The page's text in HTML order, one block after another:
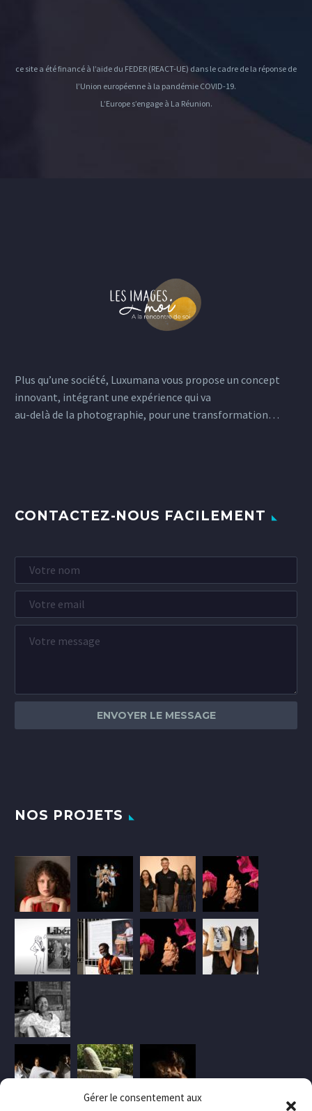
Gérer le consentement aux
ce site a été financé à l’aide du FEDER (REACT-UE) dans le cadre de la réponse de
l’Union européenne à la pandémie COVID-19.
L’Europe s’engage à La Réunion.
Plus qu’une société, Luxumana vous propose un concept
innovant, intégrant une expérience qui va
au-delà de la photographie, pour une transformation…
CONTACTEZ-NOUS FACILEMENT
NOS PROJETS